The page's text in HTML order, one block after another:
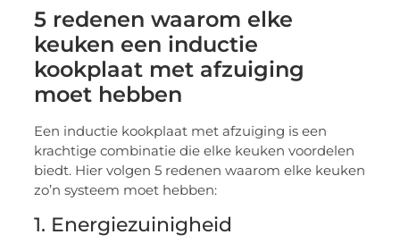
5 redenen waarom elke
keuken een inductie
kookplaat met afzuiging
moet hebben
Een inductie kookplaat met afzuiging is een
krachtige combinatie die elke keuken voordelen
biedt. Hier volgen 5 redenen waarom elke keuken
zo’n systeem moet hebben:
1. Energiezuinigheid